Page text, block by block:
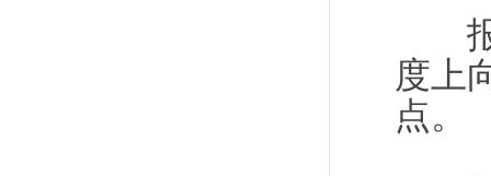
报
度上
点。